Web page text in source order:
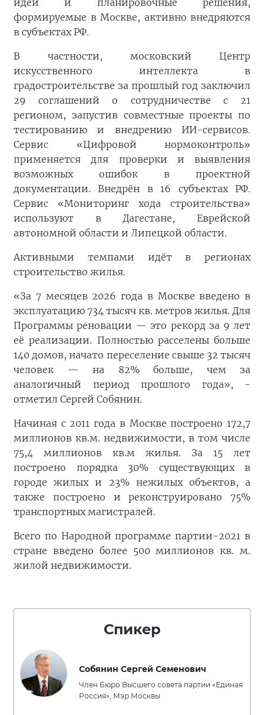
идеи и планировочные решения,
формируемые в Москве, активно внедряются
в субъектах РФ.
В частности, московский Центр
искусственного интеллекта в
градостроительстве за прошлый год заключил
29 соглашений о сотрудничестве с 21
регионом, запустив совместные проекты по
тестированию и внедрению ИИ-сервисов.
Сервис «Цифровой нормоконтроль»
применяется для проверки и выявления
возможных ошибок в проектной
документации. Внедрён в 16 субъектах РФ.
Сервис «Мониторинг хода строительства»
используют в Дагестане, Еврейской
автономной области и Липецкой области.
Активными темпами идёт в регионах
строительство жилья.
«За 7 месяцев 2026 года в Москве введено в
эксплуатацию 734 тысяч кв. метров жилья. Для
Программы реновации — это рекорд за 9 лет
её реализации. Полностью расселены больше
140 домов, начато переселение свыше 32 тысяч
человек — на 82% больше, чем за
аналогичный период прошлого года», -
отметил Сергей Собянин.
Начиная с 2011 года в Москве построено 172,7
миллионов кв.м. недвижимости, в том числе
75,4 миллионов кв.м жилья. За 15 лет
построено порядка 30% существующих в
городе жилых и 23% нежилых объектов, а
также построено и реконструировано 75%
транспортных магистралей.
Всего по Народной программе партии-2021 в
стране введено более 500 миллионов кв. м.
жилой недвижимости.
Спикер
Собянин Сергей Семенович
Член Бюро Высшего совета партии «Единая
Россия», Мэр Москвы